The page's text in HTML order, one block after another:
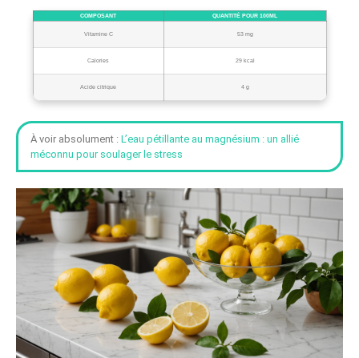
COMPOSANT QUANTITÉ POUR 100ML
Vitamine C 53 mg
Calories 29 kcal
Acide citrique 4 g
À voir absolument : L’eau pétillante au magnésium : un allié
méconnu pour soulager le stress